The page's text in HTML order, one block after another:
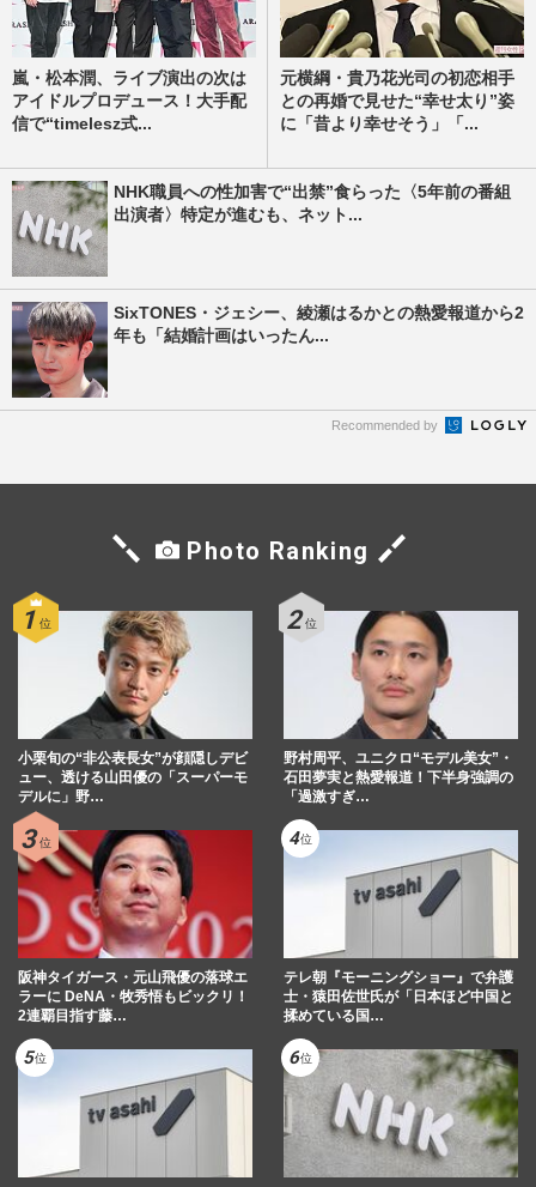
嵐・松本潤、ライブ演出の次は
アイドルプロデュース！大手配
信で“timelesz式...
元横綱・貴乃花光司の初恋相手
との再婚で見せた“幸せ太り”姿
に「昔より幸せそう」「...
NHK職員への性加害で“出禁”食らった〈5年前の番組
出演者〉特定が進むも、ネット...
SixTONES・ジェシー、綾瀬はるかとの熱愛報道から2
年も「結婚計画はいったん...
Recommended by
Photo Ranking
小栗旬の“非公表長女”が顔隠しデビ
ュー、透ける山田優の「スーパーモ
デルに」野…
野村周平、ユニクロ“モデル美女”・
石田夢実と熱愛報道！下半身強調の
「過激すぎ…
阪神タイガース・元山飛優の落球エ
ラーに DeNA・牧秀悟もビックリ！
2連覇目指す藤…
テレ朝『モーニングショー』で弁護
士・猿田佐世氏が「日本ほど中国と
揉めている国…